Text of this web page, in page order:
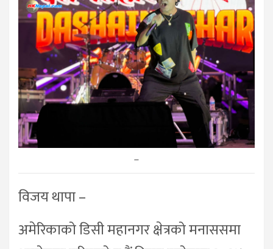
–
विजय थापा –
अमेरिकाको डिसी महानगर क्षेत्रको मनाससमा